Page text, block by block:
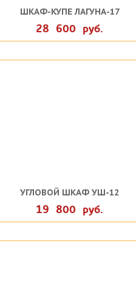
ШКАФ-КУПЕ ЛАГУНА-17
28 600 руб.
УГЛОВОЙ ШКАФ УШ-12
19 800 руб.